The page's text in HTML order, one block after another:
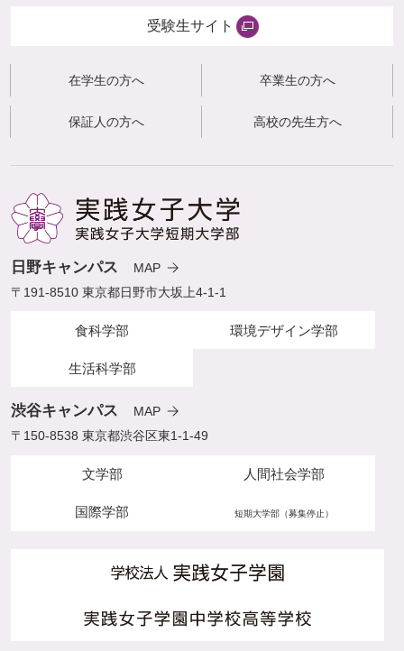
受験生サイト
在学生の方へ 卒業生の方へ
保証人の方へ 高校の先生方へ
日野キャンパス
MAP
〒191-8510 東京都日野市大坂上4-1-1
食科学部 環境デザイン学部
生活科学部
渋谷キャンパス
MAP
〒150-8538 東京都渋谷区東1-1-49
文学部 人間社会学部
国際学部 短期大学部（募集停止）